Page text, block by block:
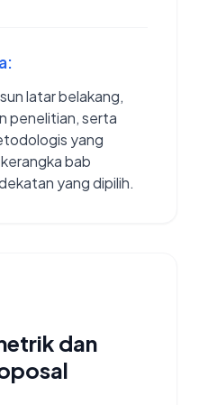
latar belakang,
penelitian, serta
yang
bab
yang dipilih.
dan